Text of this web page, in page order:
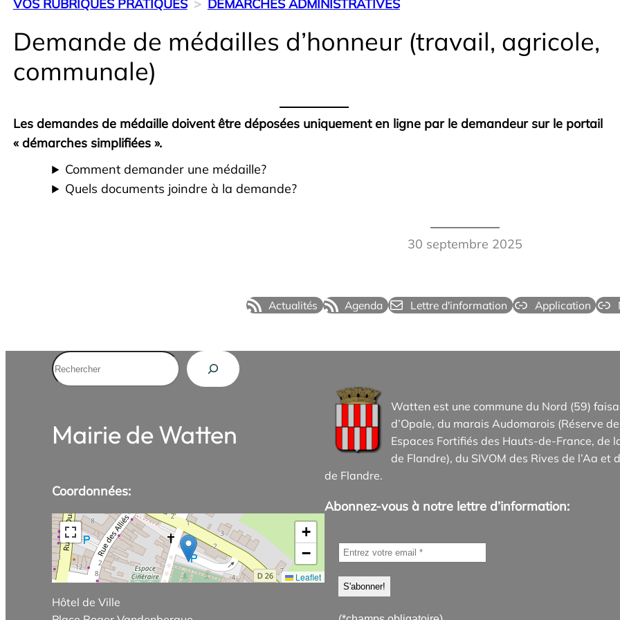
VOS RUBRIQUES PRATIQUES
DÉMARCHES ADMINISTRATIVES
Demande de médailles d’honneur (travail, agricole,
communale)
Les demandes de médaille doivent être déposées uniquement en ligne par le demandeur sur le portail
« démarches simplifiées ».
Comment demander une médaille?
Quels documents joindre à la demande?
30 septembre 2025
Actualités Agenda Lettre d'information Application
Rechercher
Mairie de Watten
Coordonnées:
+
−
Leaflet
Hôtel de Ville
Watten est une commune du Nord (59)
d’Opale, du marais Audomarois (Réserve
Espaces Fortifiés des Hauts-de-France, de
de Flandre), du SIVOM des Rives de l’Aa et
de Flandre.
Abonnez-vous à notre lettre d’information: